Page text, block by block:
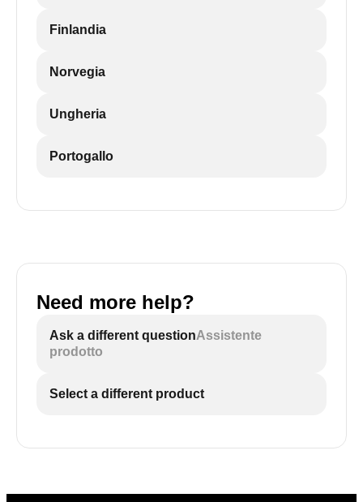
Finlandia
Norvegia
Ungheria
Portogallo
Need more help?
Ask a different questionAssistente
prodotto
Select a different product